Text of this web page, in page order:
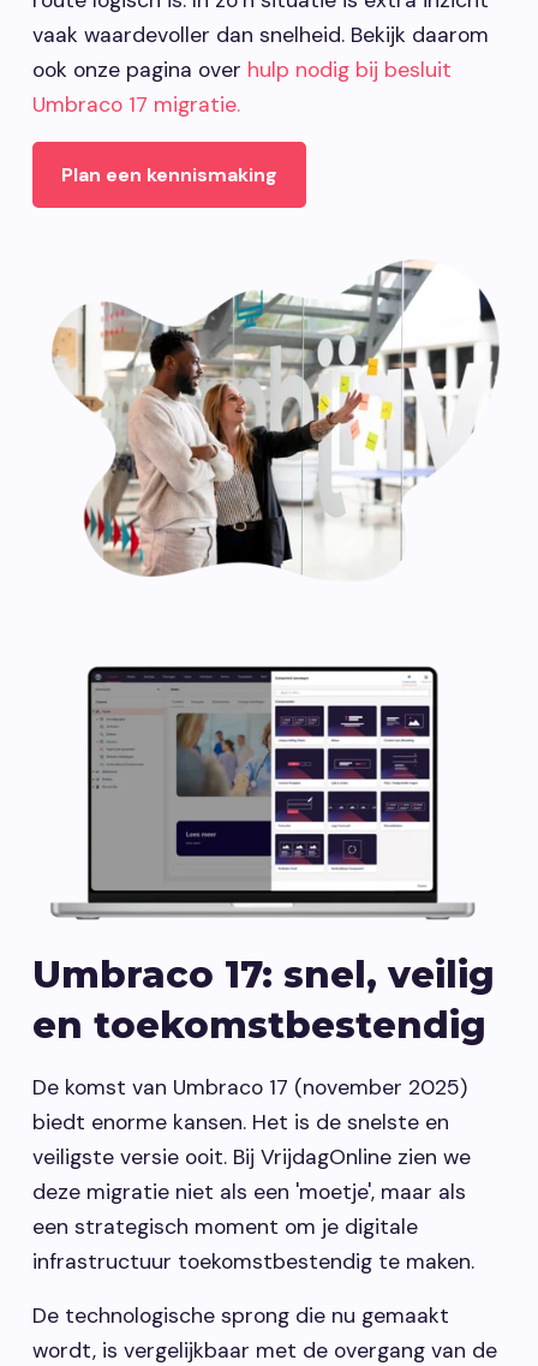
vaak waardevoller dan snelheid. Bekijk daarom
ook onze pagina over hulp nodig bij besluit
Umbraco 17 migratie.
Plan een kennismaking
Umbraco 17: snel, veilig
en toekomstbestendig
De komst van Umbraco 17 (november 2025)
biedt enorme kansen. Het is de snelste en
veiligste versie ooit. Bij VrijdagOnline zien we
deze migratie niet als een 'moetje', maar als
een strategisch moment om je digitale
infrastructuur toekomstbestendig te maken.
De technologische sprong die nu gemaakt
wordt, is vergelijkbaar met de overgang van de